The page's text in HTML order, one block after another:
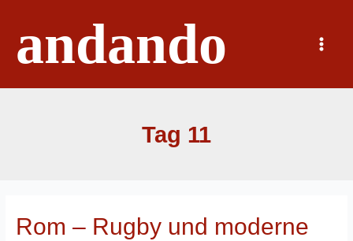
springenandando
Main
Menu
Tag 11
Rom – Rugby und moderne